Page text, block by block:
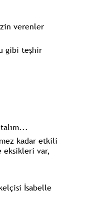
verenler
gibi teşhir
kadar etkili
eksikleri var,
İsabelle